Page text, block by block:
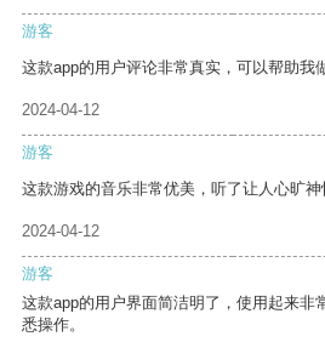
游客
这款app的用户评论非常真实，可以帮助我
2024-04-12
游客
这款游戏的音乐非常优美，听了让人心旷神
2024-04-12
游客
这款app的用户界面简洁明了，使用起来非
悉操作。